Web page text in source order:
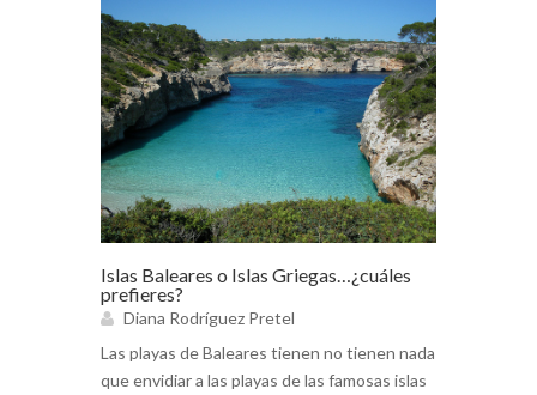
Islas Baleares o Islas Griegas…¿cuáles
prefieres?
Diana Rodríguez Pretel
Las playas de Baleares tienen no tienen nada
que envidiar a las playas de las famosas islas